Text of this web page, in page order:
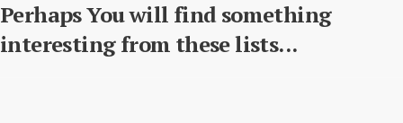
Perhaps You will find something
interesting from these lists...